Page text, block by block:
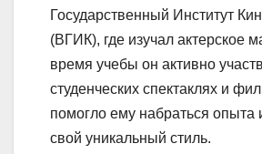
Государственный Институт
(ВГИК), где изучал актерское
время учебы он активно
студенческих спектаклях и
помогло ему набраться опыта
свой уникальный стиль.